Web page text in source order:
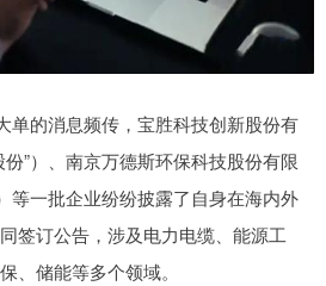
单的消息频传，宝胜科技创新股份有
”）、南京万德斯环保科技股份有限
等一批企业纷纷披露了自身在海内外
签订公告，涉及电力电缆、能源工
、储能等多个领域。